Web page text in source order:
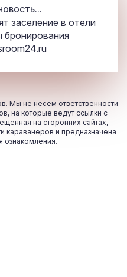
заселение в отели
бронирования
24.ru
Мы не несём ответственности
на которые ведут ссылки с
на сторонних сайтах,
караванеров и предназначена
ознакомления.